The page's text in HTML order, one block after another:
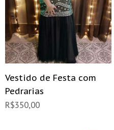
Vestido de Festa com
Pedrarias
R$350,00